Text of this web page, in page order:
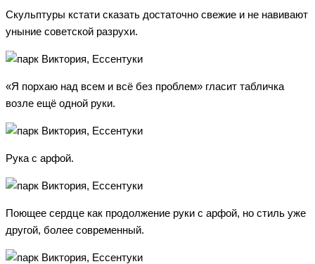
Скульптуры кстати сказать достаточно свежие и не навивают
уныние советской разрухи.
«Я порхаю над всем и всё без проблем» гласит табличка
возле ещё одной руки.
Рука с арфой.
Поющее сердце как продолжение руки с арфой, но стиль уже
другой, более современный.